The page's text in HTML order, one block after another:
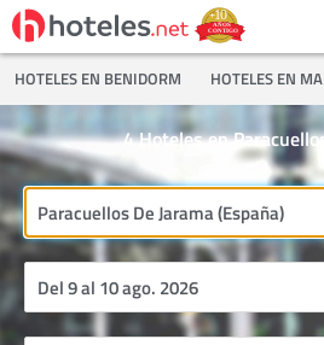
HOTELES EN BENIDORM HOTELES EN
Hoteles en
4